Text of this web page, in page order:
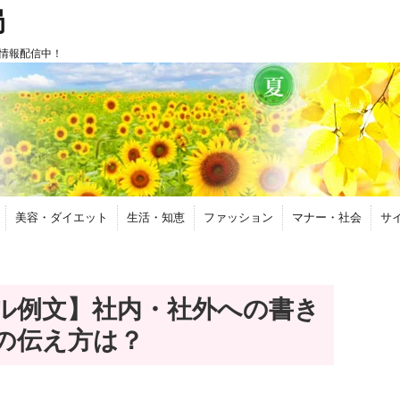
報配信中！
美容・ダイエット 生活・知恵 ファッション マナー・社会 サ
例文】社内・社外への書き
伝え方は？